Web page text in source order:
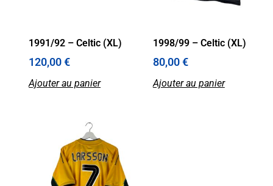
1991/92 – Celtic (XL)
120,00€
Ajouter au panier
1998/99 – Celtic (XL)
80,00€
Ajouter au panier